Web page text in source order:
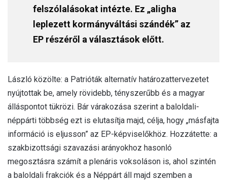
felszólalásokat intézte. Ez „aligha
leplezett kormányváltási szándék” az
EP részéről a választások előtt.
László közölte: a Patrióták alternatív határozattervezetet
nyújtottak be, amely rövidebb, tényszerűbb és a magyar
álláspontot tükrözi. Bár várakozása szerint a baloldali-
néppárti többség ezt is elutasítja majd, célja, hogy „másfajta
információ is eljusson” az EP-képviselőkhöz. Hozzátette: a
szakbizottsági szavazási arányokhoz hasonló
megosztásra számít a plenáris voksoláson is, ahol szintén
a baloldali frakciók és a Néppárt áll majd szemben a